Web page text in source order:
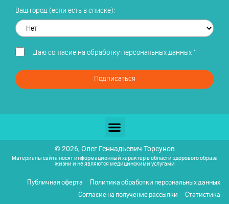
Ваш город (если есть в списке):
Даю согласие на обработку персональных данных*
Подписаться
© 2026, Олег Геннадьевич Торсунов
Материалы сайта носят информационный характер в области здорового образа
жизни и не являются медицинскими услугами
Публичная оферта
Политика обработки персональных данных
Согласие на получение рассылки
Статистика